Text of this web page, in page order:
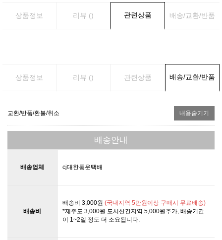
상품정보 리뷰 () 관련상품 배송/교환/반품
상품정보 리뷰 () 관련상품 배송/교환/반품
교환/반품/환불/취소 내용숨기기
배송안내
배송업체 cj대한통운택배
배송비
배송비 3,000원 (국내지역 5만원이상 구매시 무료배송)
*제주도 3,000원 도서산간지역 5,000원추가, 배송기간
이 1~2일 정도 더 소요됩니다.